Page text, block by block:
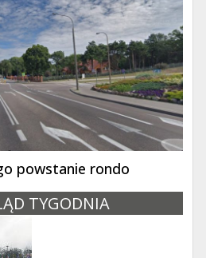
powstanie rondo
TYGODNIA